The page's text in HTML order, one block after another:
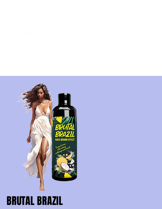
Any Tan
Cremas
bronceadores
BRUTAL BRAZIL